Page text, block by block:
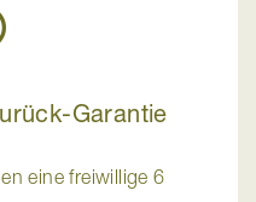
Garantie
eine freiwillige 6